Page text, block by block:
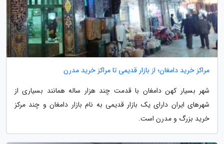
مراکز خرید دامغان؛ از بازار قدیمی تا مراکز خرید مدرن
شهر بسیار کهن دامغان با قدمت چند هزار ساله همانند بسیاری از
شهرهای ایران دارای یک بازار قدیمی به نام بازار دامغان و چند مرکز
خرید بزرگ و مدرن است.